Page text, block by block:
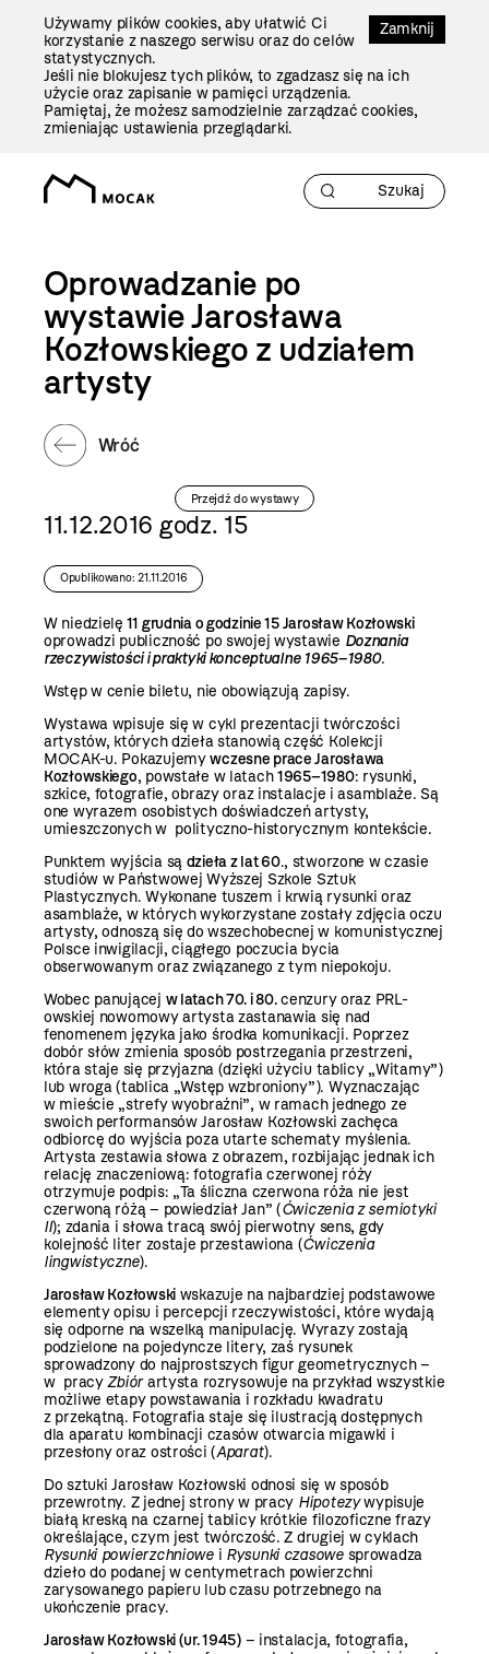
Zamknij
Używamy plików cookies, aby ułatwić Ci
korzystanie z naszego serwisu oraz do celów
statystycznych.
Jeśli nie blokujesz tych plików, to zgadzasz się na ich
użycie oraz zapisanie w pamięci urządzenia.
Pamiętaj, że możesz samodzielnie zarządzać cookies,
zmieniając ustawienia przeglądarki.
Oprowadzanie po
wystawie Jarosława
Kozłowskiego z udziałem
artysty
Wróć
Przejdź do wystawy
11.12.2016 godz. 15
Opublikowano: 21.11.2016
W niedzielę 11 grudnia o godzinie 15 Jarosław Kozłowski
oprowadzi publiczność po swojej wystawie Doznania
rzeczywistości i praktyki konceptualne 1965–1980.
Wstęp w cenie biletu, nie obowiązują zapisy.
Wystawa wpisuje się w cykl prezentacji twórczości
artystów, których dzieła stanowią część Kolekcji
MOCAK-u. Pokazujemywczesne prace Jarosława
Kozłowskiego, powstałe w latach1965–1980: rysunki,
szkice, fotografie, obrazy oraz instalacje i asamblaże. Są
one wyrazem osobistych doświadczeń artysty,
umieszczonych w polityczno-historycznym kontekście.
Punktem wyjścia są dzieła z lat 60., stworzone w czasie
studiów w Państwowej Wyższej Szkole Sztuk
Plastycznych. Wykonane tuszem i krwią rysunki oraz
asamblaże, w których wykorzystane zostały zdjęcia oczu
artysty, odnoszą się do wszechobecnej w komunistycznej
Polsce inwigilacji, ciągłego poczucia bycia
obserwowanym oraz związanego z tym niepokoju.
Wobec panującej w latach 70. i 80.cenzury oraz PRL-
owskiej nowomowy artysta zastanawia się nad
fenomenem języka jako środka komunikacji. Poprzez
dobór słów zmienia sposób postrzegania przestrzeni,
która staje się przyjazna (dzięki użyciu tablicy „Witamy”)
lub wroga (tablica „Wstęp wzbroniony”). Wyznaczając
w mieście „strefy wyobraźni”, w ramach jednego ze
swoich performansów Jarosław Kozłowski zachęca
odbiorcę do wyjścia poza utarte schematy myślenia.
Artysta zestawia słowa z obrazem, rozbijając jednak ich
relację znaczeniową: fotografia czerwonej róży
otrzymuje podpis: „Ta śliczna czerwona róża nie jest
czerwoną różą – powiedział Jan” (Ćwiczenia z semiotyki
II); zdania i słowa tracą swój pierwotny sens, gdy
kolejność liter zostaje przestawiona (Ćwiczenia
lingwistyczne).
Jarosław Kozłowskiwskazuje na najbardziej podstawowe
elementy opisu i percepcji rzeczywistości, które wydają
się odporne na wszelką manipulację. Wyrazy zostają
podzielone na pojedyncze litery, zaś rysunek
sprowadzony do najprostszych figur geometrycznych –
w pracyZbiórartysta rozrysowuje na przykład wszystkie
możliwe etapy powstawania i rozkładu kwadratu
z przekątną. Fotografia staje się ilustracją dostępnych
dla aparatu kombinacji czasów otwarcia migawki i
przesłony oraz ostrości (Aparat).
Do sztuki Jarosław Kozłowski odnosi się w sposób
przewrotny. Z jednej strony w pracy Hipotezywypisuje
białą kreską na czarnej tablicy krótkie filozoficzne frazy
określające, czym jest twórczość. Z drugiej w cyklach
Rysunki powierzchniowe i Rysunki czasowesprowadza
dzieło do podanej w centymetrach powierzchni
zarysowanego papieru lub czasu potrzebnego na
ukończenie pracy.
Jarosław Kozłowski (ur. 1945)– instalacja, fotografia,